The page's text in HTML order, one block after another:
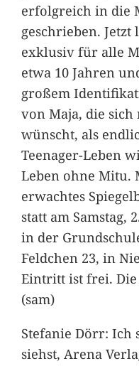
erfolgreich in die
geschrieben. Jetzt
exklusiv für alle
etwa 10 Jahren
großem
von Maja, die
wünscht, als
Teenager-Leben
Leben ohne Mitu.
erwachtes
statt am Samstag,
in der
Feldchen 23, in
Eintritt ist frei.
(sam)
Stefanie Dörr: Ich
siehst, Arena